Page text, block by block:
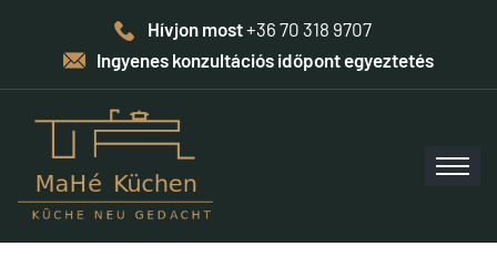
Hívjon most+36 70 318 9707
Ingyenes konzultációs időpont egyeztetés